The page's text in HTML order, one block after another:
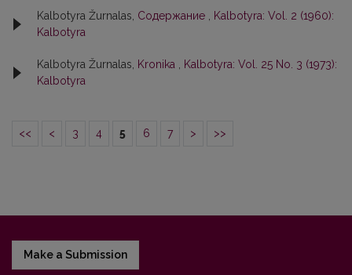
Kalbotyra Žurnalas, Содержание
Kalbotyra: Vol. 2 (1960):
Kalbotyra
Kalbotyra Žurnalas, Kronika
Kalbotyra: Vol. 25 No. 3 (1973):
Kalbotyra
<< < 3 4 5 6 7 > >>
Make a Submission